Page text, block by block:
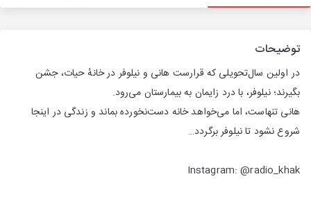
توضیحات
در اولین سال‌تحویلی‌ که قرارست هانی و نیلوفر در خانهٔ حیات، جشن
بگیرند؛ نیلوفر، با درد زایمان به بیمارستان می‌رود.
هانی تنهاست، اما می‌خواهد خانه دست‌نخورده بماند و زندگی در اینجا
شروع نشود تا نیلوفر برگردد…
Instagram: @radio_khak